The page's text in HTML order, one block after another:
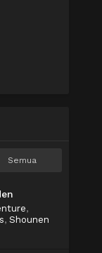
Semua
,
, Shounen